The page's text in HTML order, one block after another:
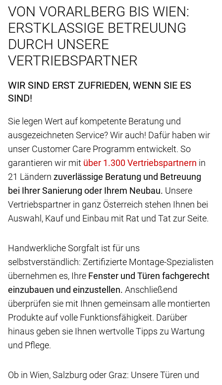
VON VORARLBERG BIS WIEN:
ERSTKLASSIGE BETREUUNG
DURCH UNSERE
VERTRIEBSPARTNER
WIR SIND ERST ZUFRIEDEN, WENN SIE ES
SIND!
Sie legen Wert auf kompetente Beratung und
ausgezeichneten Service? Wir auch! Dafür haben wir
unser Customer Care Programm entwickelt. So
garantieren wir mit
in
21 Ländern zuverlässige Beratung und Betreuung
bei Ihrer Sanierung oder Ihrem Neubau. Unsere
Vertriebspartner in ganz Österreich stehen Ihnen bei
Auswahl, Kauf und Einbau mit Rat und Tat zur Seite.
Handwerkliche Sorgfalt ist für uns
selbstverständlich: Zertifizierte Montage-Spezialisten
übernehmen es, Ihre Fenster und Türen fachgerecht
einzubauen und einzustellen. Anschließend
überprüfen sie mit Ihnen gemeinsam alle montierten
Produkte auf volle Funktionsfähigkeit. Darüber
hinaus geben sie Ihnen wertvolle Tipps zu Wartung
und Pflege.
Ob in Wien, Salzburg oder Graz: Unsere Türen und